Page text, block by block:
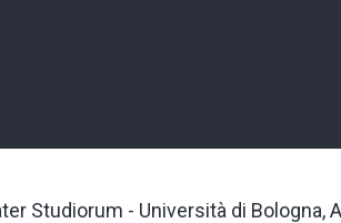
Studiorum - Università di Bologna,